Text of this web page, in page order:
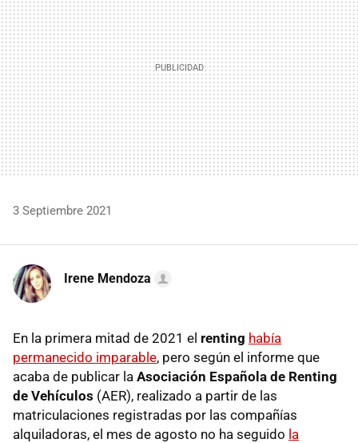
3 Septiembre 2021
Irene Mendoza
En la primera mitad de 2021 el renting había
permanecido imparable, pero según el informe que
acaba de publicar la Asociación Española de Renting
de Vehículos (AER), realizado a partir de las
matriculaciones registradas por las compañías
alquiladoras, el mes de agosto no ha seguido la